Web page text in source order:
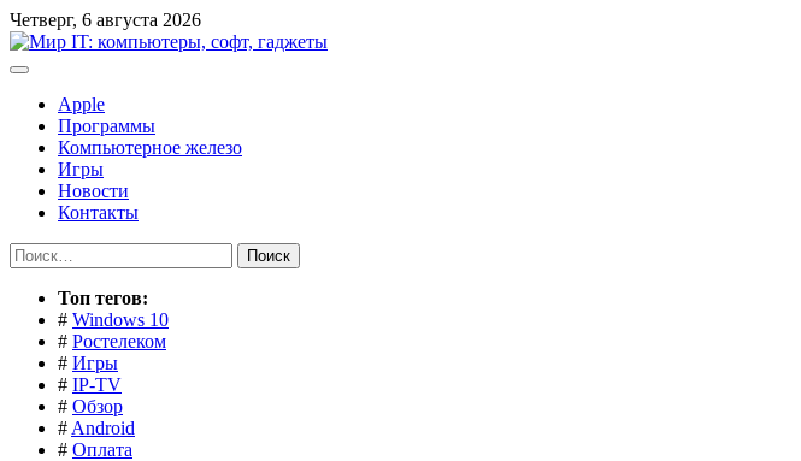
Перейти
к
содержимому
Четверг, 6 августа 2026
Apple
Программы
Компьютерное железо
Игры
Новости
Контакты
Найти:
Toп тегов:
# Windows 10
# Ростелеком
# Игры
# IP-TV
# Обзор
# Android
# Оплата